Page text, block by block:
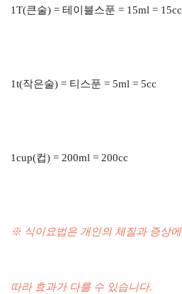
1T(큰술) = 테이블스푼 = 15ml = 15cc
1t(작은술) = 티스푼 = 5ml = 5cc
1cup(컵) = 200ml = 200cc
※ 식이요법은 개인의 체질과 증상에
따라 효과가 다를 수 있습니다.